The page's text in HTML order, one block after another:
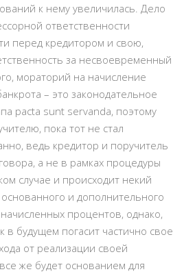
к нему увеличилась. Дело
ответственности
перед кредитором и свою,
за несвоевременный
мораторий на начисление
– это законодательное
pacta sunt servanda, поэтому
пока тот не стал
ведь кредитор и поручитель
а не в рамках процедуры
случае и происходит некий
и дополнительного
процентов, однако,
в будущем погасит частично свое
от реализации своей
же будет основанием для